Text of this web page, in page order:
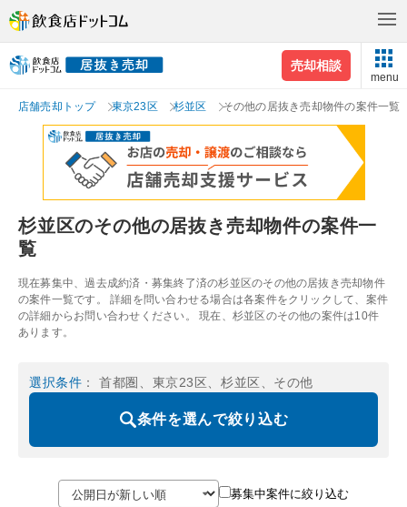
売却相談
menu
店舗売却トップ 東京23区 杉並区 その他の居抜き売却物件の案件一覧
杉並区のその他の居抜き売却物件の案件一
覧
現在募集中、過去成約済・募集終了済の杉並区のその他の居抜き売却物件
の案件一覧です。 詳細を問い合わせる場合は各案件をクリックして、案件
の詳細からお問い合わせください。 現在、杉並区のその他の案件は10件
あります。
選択条件 ： 首都圏、東京23区、杉並区、その他
条件を選んで絞り込む
募集中案件に絞り込む